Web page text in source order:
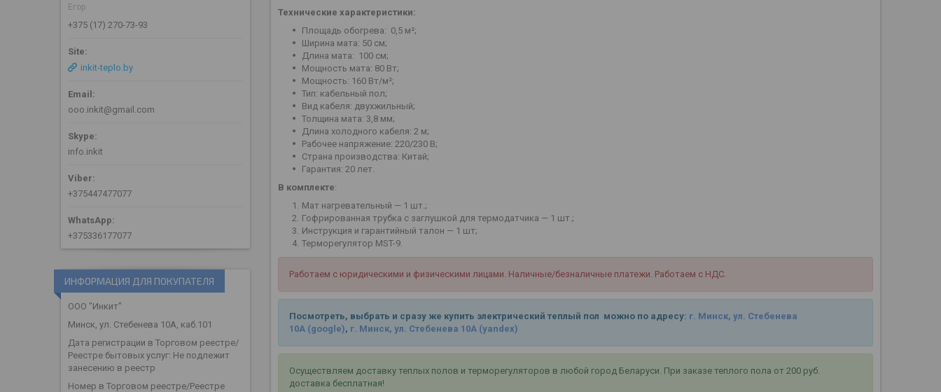
Технические характеристики:
Площадь обогрева: 0,5 м²;
Ширина мата: 50 см;
Длина мата: 100 см;
Мощность мата: 80 Вт;
Мощность: 160 Вт/м²;
Тип: кабельный пол;
Вид кабеля: двухжильный;
Толщина мата: 3,8 мм;
Длина холодного кабеля: 2 м;
Рабочее напряжение: 220/230 В;
Страна производства: Китай;
Гарантия: 20 лет.
В комплекте:
Мат нагревательный — 1 шт.;
Гофрированная трубка с заглушкой для термодатчика — 1 шт.;
Инструкция и гарантийный талон — 1 шт;
Терморегулятор MST-9.
Работаем с юридическими и физическими лицами. Наличные/безналичные платежи. Работаем с НДС.
Посмотреть, выбрать и сразу же купить электрический теплый пол можно по адресу: г. Минск, ул. Стебенева
10А (google), г. Минск, ул. Стебенева 10А (yandex)
Осуществляем доставку теплых полов и терморегуляторов в любой город Беларуси. При заказе теплого пола от 200 руб.
доставка бесплатная!
Егор
+375 (17) 270-73-93
inkit-teplo.by
ooo.inkit@gmail.com
info.inkit
+375447477077
+375336177077
ИНФОРМАЦИЯ ДЛЯ ПОКУПАТЕЛЯ
ООО "Инкит"
Минск, ул. Стебенева 10А, каб.101
Дата регистрации в Торговом реестре/
Реестре бытовых услуг: Не подлежит
занесению в реестр
Номер в Торговом реестре/Реестре